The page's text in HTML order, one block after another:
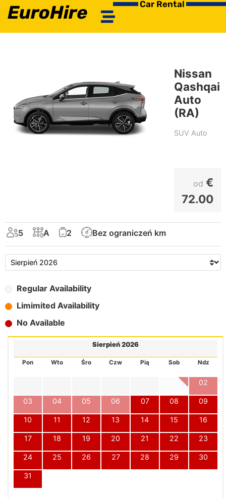
EuroHire Car Rental
Nissan
Qashqai
Auto
(RA)
SUV Auto
od €
72.00
5 A 2 Bez ograniczeń km
Regular Availability
Limimited Availability
No Available
Sierpień 2026
Pon Wto Śro Czw Pią Sob Ndz
02
03 04 05 06 07 08 09
10 11 12 13 14 15 16
17 18 19 20 21 22 23
24 25 26 27 28 29 30
31